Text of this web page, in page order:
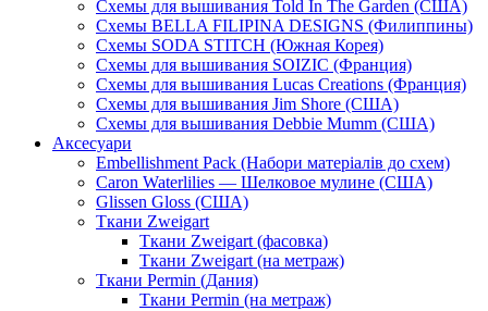
Схемы для вышивания Told In The Garden (США)
Схемы BELLA FILIPINA DESIGNS (Филиппины)
Схемы SODA STITCH (Южная Корея)
Схемы для вышивания SOIZIC (Франция)
Схемы для вышивания Lucas Creations (Франция)
Схемы для вышивания Jim Shore (США)
Схемы для вышивания Debbie Mumm (США)
Аксесуари
Embellishment Pack (Набори матеріалів до схем)
Caron Waterlilies — Шелковое мулине (США)
Glissen Gloss (США)
Ткани Zweigart
Ткани Zweigart (фасовка)
Ткани Zweigart (на метраж)
Ткани Permin (Дания)
Ткани Permin (на метраж)